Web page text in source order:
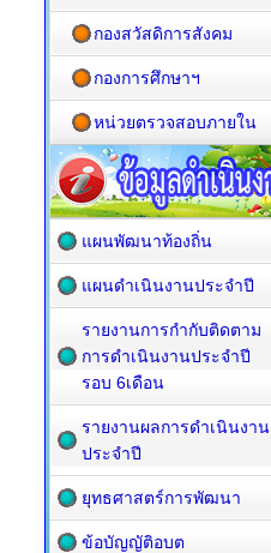
กองสวัสดิการสังคม
กองการศึกษาฯ
หน่วยตรวจสอบภายใน
แผนพัฒนาท้องถิ่น
แผนดำเนินงานประจำปี
รายงานการกำกับติดตาม
การดำเนินงานประจำปี
รอบ 6เดือน
รายงานผลการดำเนินงาน
ประจำปี
ยุทธศาสตร์การพัฒนา
ข้อบัญญัติอบต